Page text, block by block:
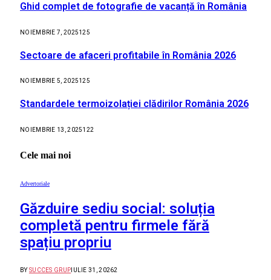
Ghid complet de fotografie de vacanță în România
NOIEMBRIE 7, 2025125
Sectoare de afaceri profitabile în România 2026
NOIEMBRIE 5, 2025125
Standardele termoizolației clădirilor România 2026
NOIEMBRIE 13, 2025122
Cele mai noi
Advertoriale
Găzduire sediu social: soluția
completă pentru firmele fără
spațiu propriu
BY SUCCES GRUP IULIE 31, 20262